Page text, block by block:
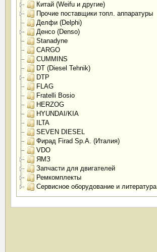
Китай (Weifu и другие)
Прочие поставщики топл. аппаратуры
Делфи (Delphi)
Денсо (Denso)
Stanadyne
CARGO
CUMMINS
DT (Diesel Tehnik)
DTP
FLAG
Fratelli Bosio
HERZOG
HYUNDAI/KIA
ILTA
SEVEN DIESEL
Фирад Firad Sp.A. (Италия)
VDO
ЯМЗ
Запчасти для двигателей
Ремкомплекты
Сервисное оборудование и литература